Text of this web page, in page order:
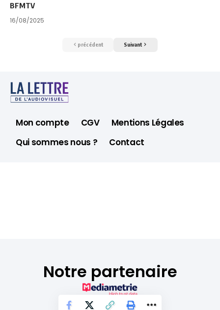
BFMTV
16/08/2025
précédent Suivant
Mon compte CGV
Mentions Légales
Qui sommes nous ?
Contact
Notre partenaire